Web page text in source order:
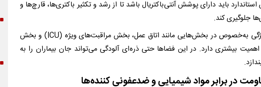
باید دارای پوشش آنتی‌باکتریال باشد تا از رشد و تکثیر باکتری‌ها، قارچ‌ها و
جلوگیری کند.
این ویژگی به‌خصوص در بخش‌هایی مانند اتاق عمل، بخش مراقبت‌های ویژه (ICU) و بخش
بیشتری دارد. در این فضاها حتی ذره‌ای آلودگی می‌تواند جان بیماران را به